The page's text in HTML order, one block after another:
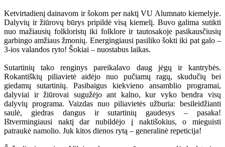
Ketvirtadienį dainavom ir šokom per naktį VU Alumnato kiemelyje.
Dalyvių ir žiūrovų būrys pripildė visą kiemelį. Buvo galima sutikti
nuo mažiausių folkloristų iki folklore ir tautosakoje pasikausčiusių
garbingo amžiaus žmonių. Energingiausi pasiliko šokti iki pat galo –
3-ios valandos ryto! Šokiai – nuostabus laikas.
Sutartinių tako renginys pareikalavo daug jėgų ir kantrybės.
Rokantiškių piliavietė aidėjo nuo pučiamų ragų, skudučių bei
giedamų sutartinių. Pasibaigus kiekvieno ansamblio programai,
dalyviai ir žiūrovai sugužėjo ant kalno, kur vyko bendra visų
dalyvių programa. Vaizdas nuo piliavietės užburia: besileidžianti
saulė, giedras dangus ir sutartinių gaudesys – pasaka!
Ištvermingiausi naktį dar nubildėjo į naktišokius, o mieguisti
patraukė namolio. Juk kitos dienos rytą – generalinė repeticija!